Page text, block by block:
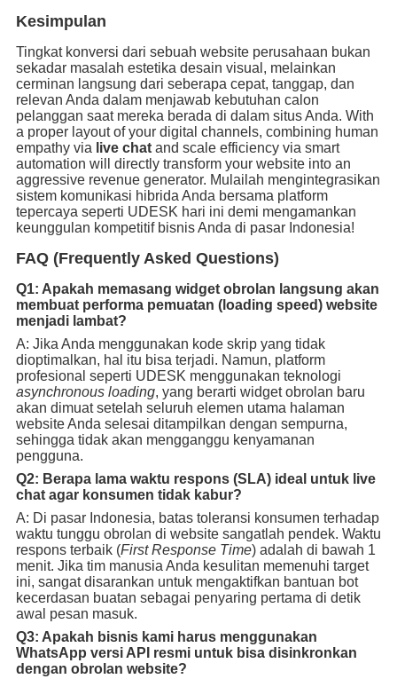
Kesimpulan
Tingkat konversi dari sebuah website perusahaan bukan
sekadar masalah estetika desain visual, melainkan
cerminan langsung dari seberapa cepat, tanggap, dan
relevan Anda dalam menjawab kebutuhan calon
pelanggan saat mereka berada di dalam situs Anda. With
a proper layout of your digital channels, combining human
empathy via live chatand scale efficiency via smart
automation will directly transform your website into an
aggressive revenue generator. Mulailah mengintegrasikan
sistem komunikasi hibrida Anda bersama platform
tepercaya seperti UDESK hari ini demi mengamankan
keunggulan kompetitif bisnis Anda di pasar Indonesia!
FAQ (Frequently Asked Questions)
Q1: Apakah memasang widget obrolan langsung akan
membuat performa pemuatan (loading speed) website
menjadi lambat?
A: Jika Anda menggunakan kode skrip yang tidak
dioptimalkan, hal itu bisa terjadi. Namun, platform
profesional seperti UDESK menggunakan teknologi
asynchronous loading, yang berarti widget obrolan baru
akan dimuat setelah seluruh elemen utama halaman
website Anda selesai ditampilkan dengan sempurna,
sehingga tidak akan mengganggu kenyamanan
pengguna.
Q2: Berapa lama waktu respons (SLA) ideal untuk live
chat agar konsumen tidak kabur?
A: Di pasar Indonesia, batas toleransi konsumen terhadap
waktu tunggu obrolan di website sangatlah pendek. Waktu
respons terbaik (First Response Time) adalah di bawah 1
menit. Jika tim manusia Anda kesulitan memenuhi target
ini, sangat disarankan untuk mengaktifkan bantuan bot
kecerdasan buatan sebagai penyaring pertama di detik
awal pesan masuk.
Q3: Apakah bisnis kami harus menggunakan
WhatsApp versi API resmi untuk bisa disinkronkan
dengan obrolan website?